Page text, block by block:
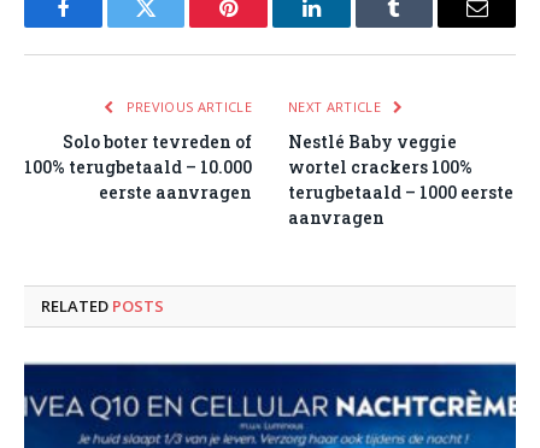
FacebookTwitter Pinterest LinkedInTumblr Email
PREVIOUS ARTICLE
Solo boter tevreden of
100% terugbetaald – 10.000
eerste aanvragen
NEXT ARTICLE
Nestlé Baby veggie
wortel crackers 100%
terugbetaald – 1000 eerste
aanvragen
RELATED POSTS